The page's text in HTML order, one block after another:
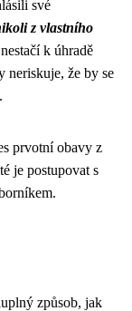
své
z vlastního
k úhradě
neriskuje, že by se
prvotní obavy z
je postupovat s
způsob, jak